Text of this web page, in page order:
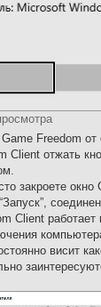
Freedom
Client отжать
закроете окно
Client работает
висит